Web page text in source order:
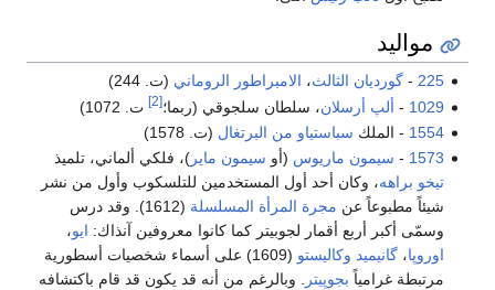
مواليد
225
-گورديان الثالث، الامبراطور الروماني (ت. 244)
1029
- ألپ أرسلان، سلطان سلجوقي (ربما؛[2]
ت. 1072)
1554 - الملك سباستياو من البرتغال (ت. 1578)
1573
- سيمون ماريوس (أو سيمون ماير)، فلكي ألماني، تلميذ
تيخو براهه، وكان أحد أول المستخدمين للتلسكوب وأول من نشر
شيئاً مطبوعاً عن مجرة المرأة المسلسلة
(1612). وقد درس
وسمّى أكبر أربع أقمار لجوبيتر كما كانوا معروفين آنذاك: ايو،
اوروپا،گانيميد وكاليستو
(1609) على أسماء شخصيات أسطورية
مرتبطة غرامياً بجوپيتر . وبالرغم من أنه قد يكون قد قام باكتشافه